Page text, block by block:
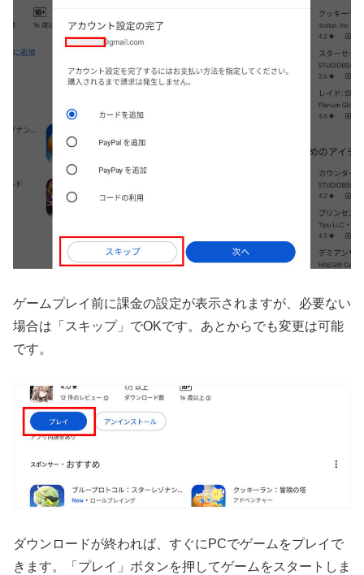
ゲームプレイ前に課金の設定が表示されますが、必要ない
場合は「スキップ」でOKです。あとからでも変更は可能
です。
ダウンロードが終われば、すぐにPCでゲームをプレイで
きます。「プレイ」ボタンを押してゲームをスタートしま